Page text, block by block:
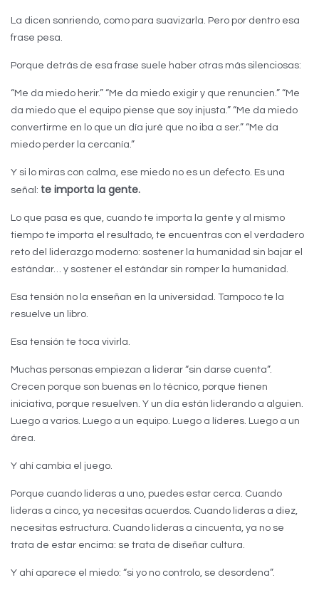
La dicen sonriendo, como para suavizarla. Pero por dentro esa
frase pesa.
Porque detrás de esa frase suele haber otras más silenciosas:
“Me da miedo herir.” “Me da miedo exigir y que renuncien.” “Me
da miedo que el equipo piense que soy injusta.” “Me da miedo
convertirme en lo que un día juré que no iba a ser.” “Me da
miedo perder la cercanía.”
Y si lo miras con calma, ese miedo no es un defecto. Es una
señal: te importa la gente.
Lo que pasa es que, cuando te importa la gente y al mismo
tiempo te importa el resultado, te encuentras con el verdadero
reto del liderazgo moderno: sostener la humanidad sin bajar el
estándar… y sostener el estándar sin romper la humanidad.
Esa tensión no la enseñan en la universidad. Tampoco te la
resuelve un libro.
Esa tensión te toca vivirla.
Muchas personas empiezan a liderar “sin darse cuenta”.
Crecen porque son buenas en lo técnico, porque tienen
iniciativa, porque resuelven. Y un día están liderando a alguien.
Luego a varios. Luego a un equipo. Luego a líderes. Luego a un
área.
Y ahí cambia el juego.
Porque cuando lideras a uno, puedes estar cerca. Cuando
lideras a cinco, ya necesitas acuerdos. Cuando lideras a diez,
necesitas estructura. Cuando lideras a cincuenta, ya no se
trata de estar encima: se trata de diseñar cultura.
Y ahí aparece el miedo: “si yo no controlo, se desordena”.